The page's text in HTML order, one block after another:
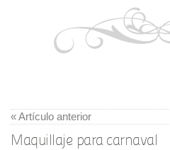
« Artículo anterior
Maquillaje para carnaval